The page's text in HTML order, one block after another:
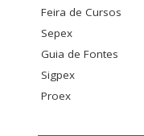
Feira de Cursos
Sepex
Guia de Fontes
Sigpex
Proex